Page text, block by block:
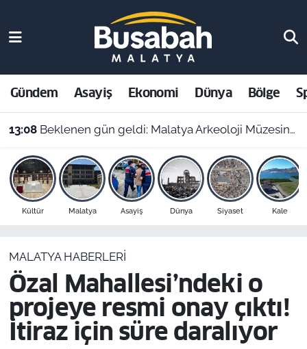
Gündem Asayiş Ekonomi Dünya Bölge
13:08 Beklenen gün geldi: Malatya Arkeoloji Müzesinde binlerce yıllık eserler görücüye çıkıyor
Kültür Malatya Asayiş Dünya Siyaset Kale
MALATYA HABERLERI
Özal Mahallesi’ndeki o
projeye resmi onay çıktı!
İtiraz için süre daralıyor
Asayiş
Ekonomi
Dünya
Bölge
Resmi İlanlar
Malatya Nöbetçi Eczaneler
Malatya Hava Durumu
Malatya Namaz Vakitleri
Malatya Trafik Yoğunluk Haritası
Süper Lig Puan Durumu ve Fikstür
Son Dakika Haberleri
Haber Arşivi